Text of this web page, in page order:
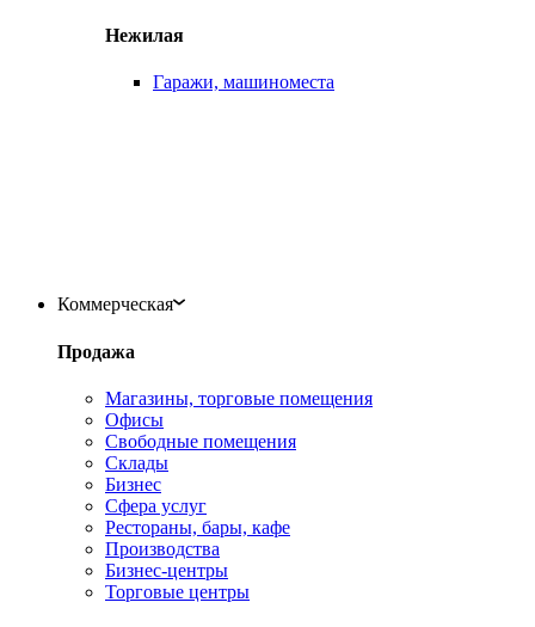
Нежилая
Гаражи, машиноместа
Коммерческая
Продажа
Магазины, торговые помещения
Офисы
Свободные помещения
Склады
Бизнес
Сфера услуг
Рестораны, бары, кафе
Производства
Бизнес-центры
Торговые центры